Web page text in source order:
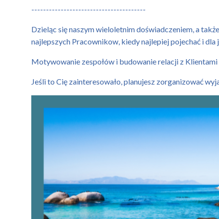
---------------------------------------
Dzieląc się naszym wieloletnim doświadczeniem, a
najlepszych Pracownikow, kiedy najlepiej pojechać i
Motywowanie zespołów i budowanie relacji z
Jeśli to Cię zainteresowało, planujesz zorganizować